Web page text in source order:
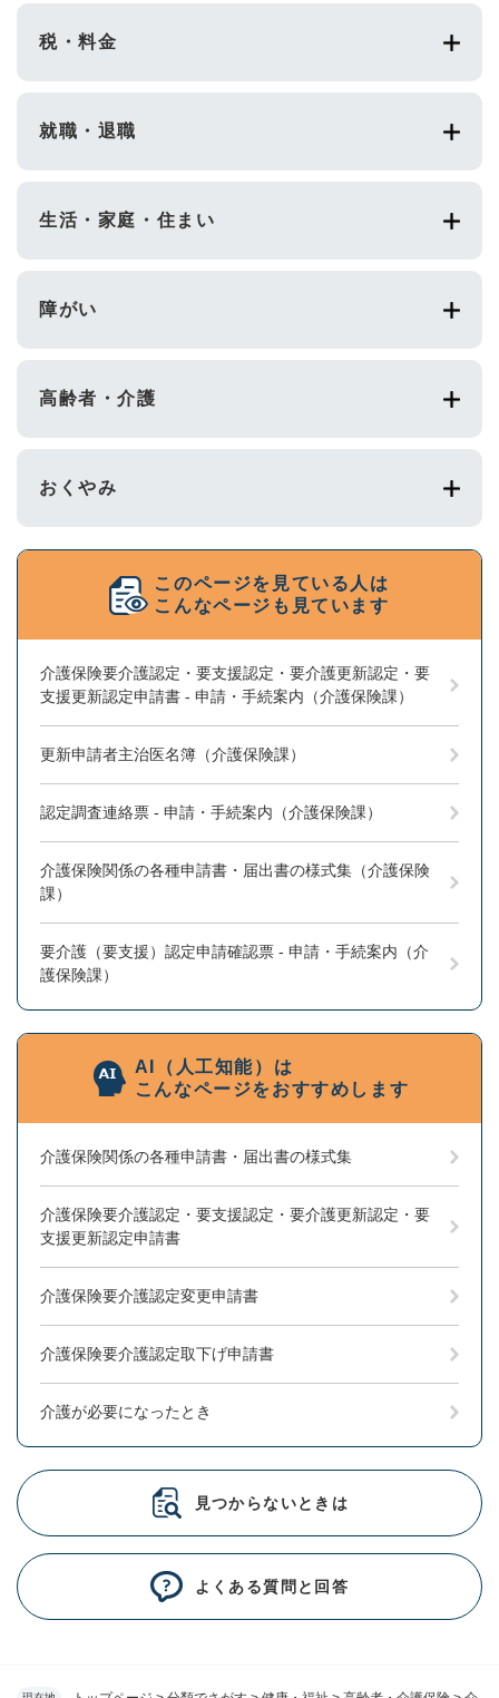
税・料金
就職・退職
生活・家庭・住まい
障がい
高齢者・介護
おくやみ
このページを見ている人は
こんなページも見ています
介護保険要介護認定・要支援認定・要介護更新認定・要
支援更新認定申請書 - 申請・手続案内（介護保険課）
更新申請者主治医名簿（介護保険課）
認定調査連絡票 - 申請・手続案内（介護保険課）
介護保険関係の各種申請書・届出書の様式集（介護保険
課）
要介護（要支援）認定申請確認票 - 申請・手続案内（介
護保険課）
AI（人工知能）は
こんなページをおすすめします
介護保険関係の各種申請書・届出書の様式集
介護保険要介護認定・要支援認定・要介護更新認定・要
支援更新認定申請書
介護保険要介護認定変更申請書
介護保険要介護認定取下げ申請書
介護が必要になったとき
見つからないときは
よくある質問と回答